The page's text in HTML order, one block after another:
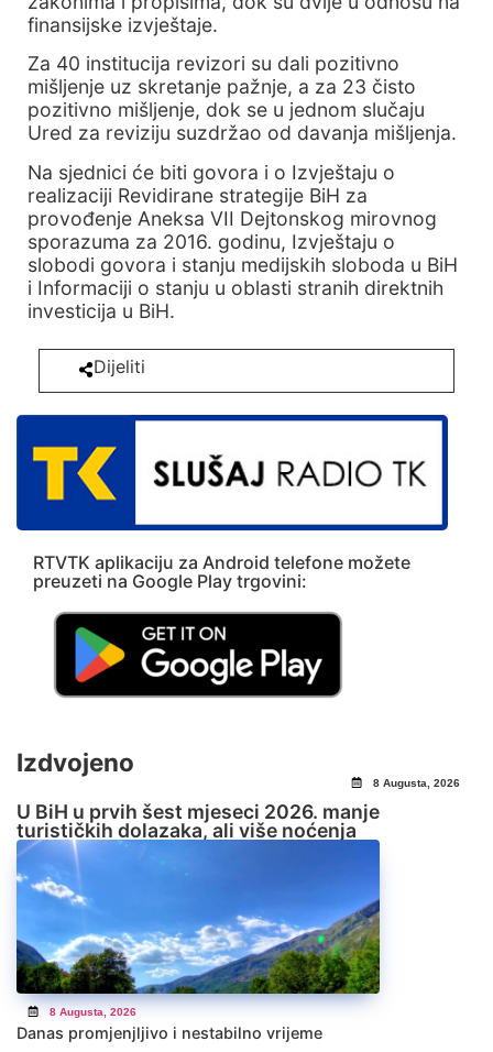
finansijske izvještaje.
Za 40 institucija revizori su dali pozitivno
mišljenje uz skretanje pažnje, a za 23 čisto
pozitivno mišljenje, dok se u jednom slučaju
Ured za reviziju suzdržao od davanja mišljenja.
Na sjednici će biti govora i o Izvještaju o
realizaciji Revidirane strategije BiH za
provođenje Aneksa VII Dejtonskog mirovnog
sporazuma za 2016. godinu, Izvještaju o
slobodi govora i stanju medijskih sloboda u BiH
i Informaciji o stanju u oblasti stranih direktnih
investicija u BiH.
Dijeliti
RTVTK aplikaciju za Android telefone možete
preuzeti na Google Play trgovini:
Izdvojeno
8 Augusta, 2026
U BiH u prvih šest mjeseci 2026. manje
turističkih dolazaka, ali više noćenja
8 Augusta, 2026
Danas promjenjljivo i nestabilno vrijeme